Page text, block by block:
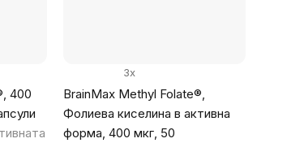
400
BrainMax Methyl Folate®,
Фолиева киселина в активна
форма, 400 мкг, 50
3x